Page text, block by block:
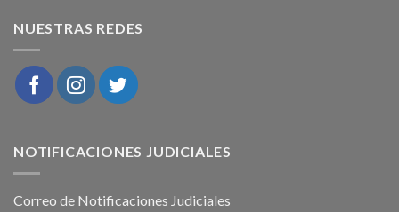
NUESTRAS REDES
NOTIFICACIONES JUDICIALES
Correo de Notificaciones Judiciales